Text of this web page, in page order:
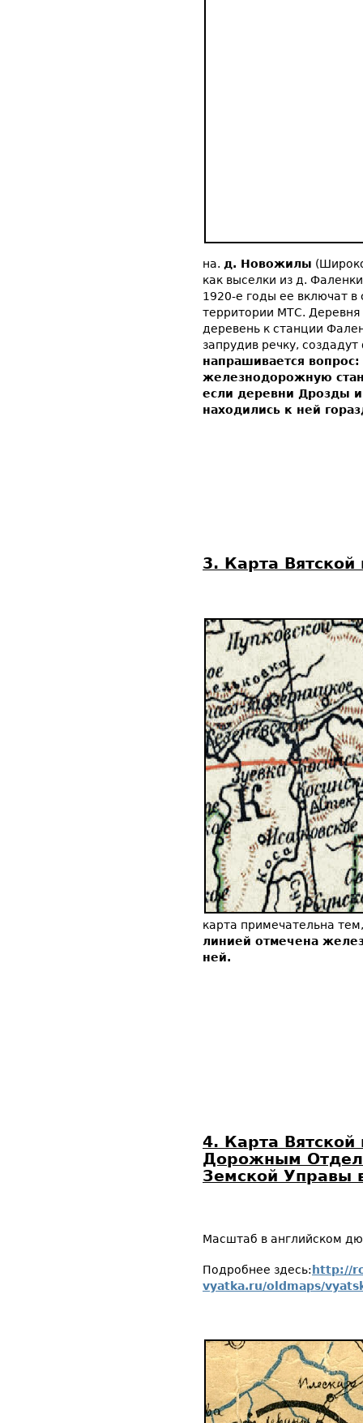
на. д. Новожилы
как выселки из д.
1920-е годы ее включат в
территории МТС.
деревень к станции
запрудив речку,
напрашивается
железнодорожную
если деревни Дрозды
находились к ней
3. Карта Вятской
карта примечательна
линией отмечена
ней.
4. Карта Вятской
Дорожным
Земской Управы
Масштаб в английском
Подробнее здесь: http://
vyatka.ru/oldmaps/